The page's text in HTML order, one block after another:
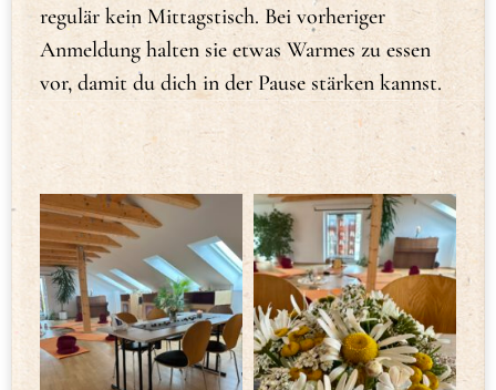
regulär kein Mittagstisch. Bei vorheriger
Anmeldung halten sie etwas Warmes zu essen
vor, damit du dich in der Pause stärken kannst.